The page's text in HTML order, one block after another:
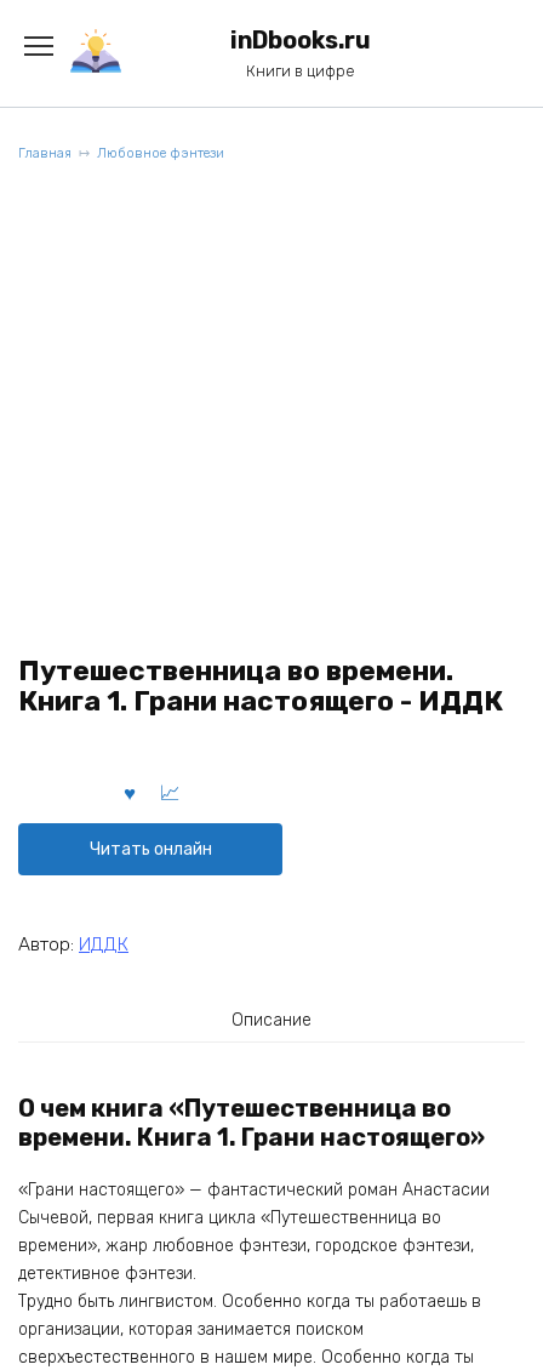
содержанию
inDbooks.ru
Книги в цифре
Главная Любовное фэнтези
Путешественница во времени.
Книга 1. Грани настоящего - ИДДК
Читать онлайн
Автор: ИДДК
Описание
О чем книга «Путешественница во
времени. Книга 1. Грани настоящего»
«Грани настоящего» — фантастический роман Анастасии
Сычевой, первая книга цикла «Путешественница во
времени», жанр любовное фэнтези, городское фэнтези,
детективное фэнтези.
Трудно быть лингвистом. Особенно когда ты работаешь в
организации, которая занимается поиском
сверхъестественного в нашем мире. Особенно когда ты